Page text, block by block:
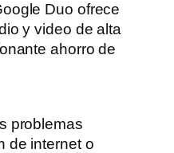
Duo ofrece
y video de alta
ahorro de
problemas
de internet o